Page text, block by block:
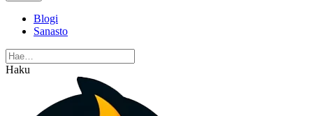
Blogi
Sanasto
Haku